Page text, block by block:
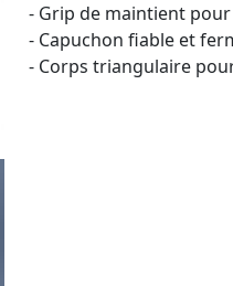
- Grip de maintient
- Capuchon fiable et
- Corps triangulaire